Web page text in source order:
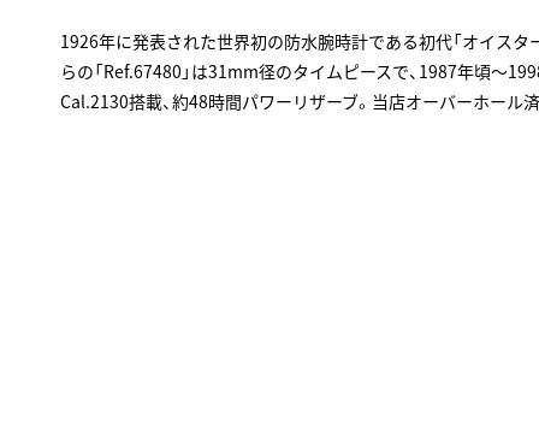
1926年に発表された世界初の防水腕時計である初代「オイスタ
らの「Ref.67480」は31mm径のタイムピースで、1987年頃～
Cal.2130搭載、約48時間パワーリザーブ。当店オーバーホール